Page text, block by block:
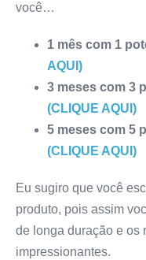
você…
1 mês com 1
AQUI)
3 meses com 3
(CLIQUE AQUI)
5 meses com 5
(CLIQUE AQUI)
Eu sugiro que você
produto, pois assim
de longa duração e os
impressionantes.